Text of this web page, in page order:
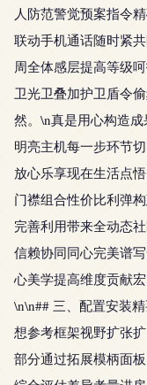
人防范警觉预案指令
联动手机通话随时紧
周全体感层提高等级
卫光卫叠加护卫盾令
然。\n真是用心构造
明亮主机每一步环节
放心乐享现在生活点
门襟组合性价比利弹
完善利用带来全动态
信赖协同同心完美谱
心美学提高维度贡献
\n\n## 三、配置安装
想参考框架视野扩张
部分通过拓展模柄面